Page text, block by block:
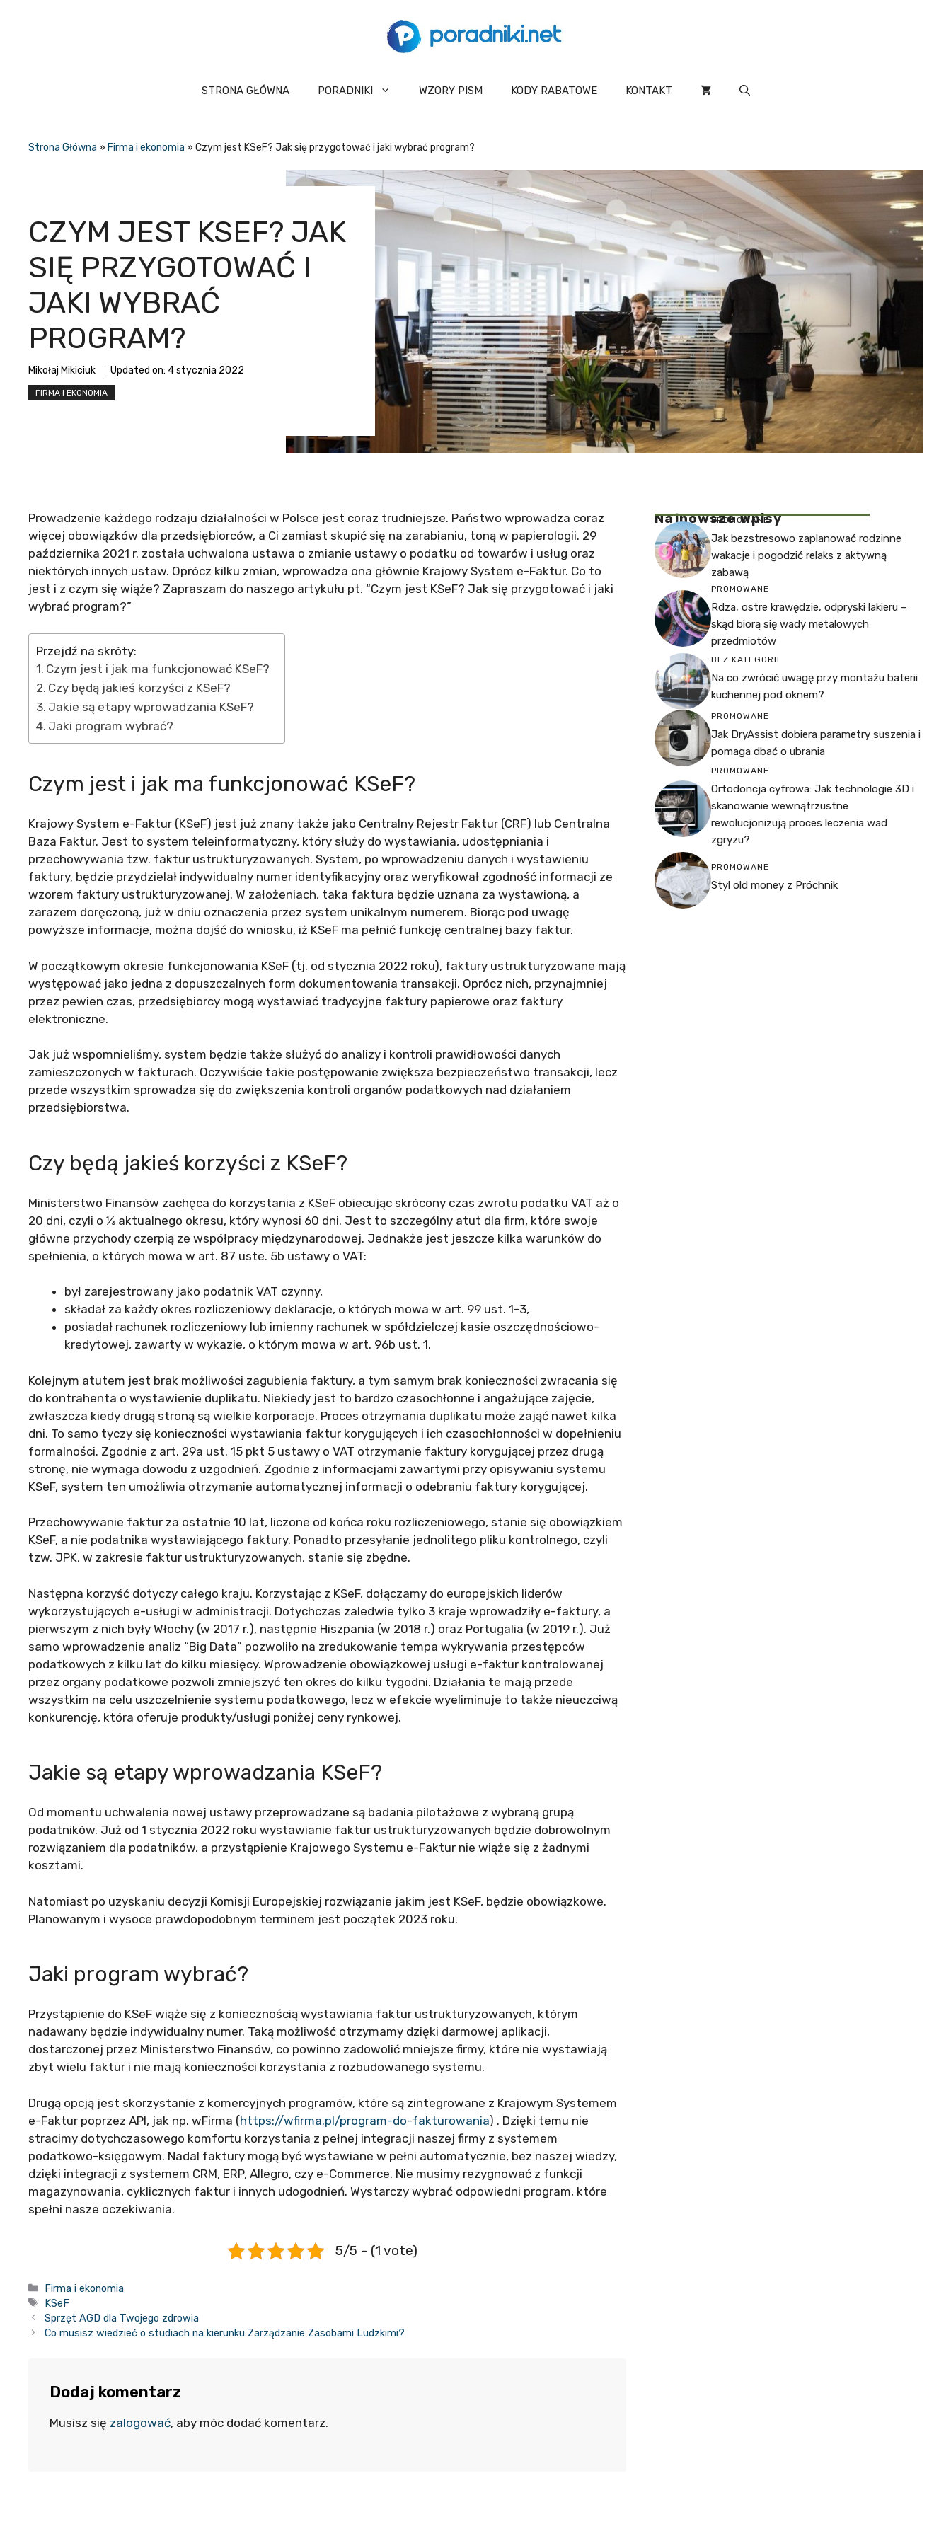
STRONA GŁÓWNA PORADNIKI WZORY PISM KODY RABATOWE KONTAKT
Strona Główna » Firma i ekonomia » Czym jest KSeF? Jak się przygotować i jaki wybrać program?
CZYM JEST KSEF? JAK
SIĘ PRZYGOTOWAĆ I
JAKI WYBRAĆ
PROGRAM?
Mikołaj Mikiciuk Updated on: 4 stycznia 2022
FIRMA I EKONOMIA
Prowadzenie każdego rodzaju działalności w Polsce jest coraz trudniejsze. Państwo wprowadza coraz
więcej obowiązków dla przedsiębiorców, a Ci zamiast skupić się na zarabianiu, toną w papierologii. 29
października 2021 r. została uchwalona ustawa o zmianie ustawy o podatku od towarów i usług oraz
niektórych innych ustaw. Oprócz kilku zmian, wprowadza ona głównie Krajowy System e-Faktur. Co to
jest i z czym się wiąże? Zapraszam do naszego artykułu pt. “Czym jest KSeF? Jak się przygotować i jaki
wybrać program?”
Przejdź na skróty:
Czym jest i jak ma funkcjonować KSeF?
Czy będą jakieś korzyści z KSeF?
Jakie są etapy wprowadzania KSeF?
Jaki program wybrać?
Czym jest i jak ma funkcjonować KSeF?
Krajowy System e-Faktur (KSeF) jest już znany także jako Centralny Rejestr Faktur (CRF) lub Centralna
Baza Faktur. Jest to system teleinformatyczny, który służy do wystawiania, udostępniania i
przechowywania tzw. faktur ustrukturyzowanych. System, po wprowadzeniu danych i wystawieniu
faktury, będzie przydzielał indywidualny numer identyfikacyjny oraz weryfikował zgodność informacji ze
wzorem faktury ustrukturyzowanej. W założeniach, taka faktura będzie uznana za wystawioną, a
zarazem doręczoną, już w dniu oznaczenia przez system unikalnym numerem. Biorąc pod uwagę
powyższe informacje, można dojść do wniosku, iż KSeF ma pełnić funkcję centralnej bazy faktur.
W początkowym okresie funkcjonowania KSeF (tj. od stycznia 2022 roku), faktury ustrukturyzowane mają
występować jako jedna z dopuszczalnych form dokumentowania transakcji. Oprócz nich, przynajmniej
przez pewien czas, przedsiębiorcy mogą wystawiać tradycyjne faktury papierowe oraz faktury
elektroniczne.
Jak już wspomnieliśmy, system będzie także służyć do analizy i kontroli prawidłowości danych
zamieszczonych w fakturach. Oczywiście takie postępowanie zwiększa bezpieczeństwo transakcji, lecz
przede wszystkim sprowadza się do zwiększenia kontroli organów podatkowych nad działaniem
przedsiębiorstwa.
Czy będą jakieś korzyści z KSeF?
Ministerstwo Finansów zachęca do korzystania z KSeF obiecując skrócony czas zwrotu podatku VAT aż o
20 dni, czyli o ⅓ aktualnego okresu, który wynosi 60 dni. Jest to szczególny atut dla firm, które swoje
główne przychody czerpią ze współpracy międzynarodowej. Jednakże jest jeszcze kilka warunków do
spełnienia, o których mowa w art. 87 uste. 5b ustawy o VAT:
był zarejestrowany jako podatnik VAT czynny,
składał za każdy okres rozliczeniowy deklaracje, o których mowa w art. 99 ust. 1-3,
posiadał rachunek rozliczeniowy lub imienny rachunek w spółdzielczej kasie oszczędnościowo-
kredytowej, zawarty w wykazie, o którym mowa w art. 96b ust. 1.
Kolejnym atutem jest brak możliwości zagubienia faktury, a tym samym brak konieczności zwracania się
do kontrahenta o wystawienie duplikatu. Niekiedy jest to bardzo czasochłonne i angażujące zajęcie,
zwłaszcza kiedy drugą stroną są wielkie korporacje. Proces otrzymania duplikatu może zająć nawet kilka
dni. To samo tyczy się konieczności wystawiania faktur korygujących i ich czasochłonności w dopełnieniu
formalności. Zgodnie z art. 29a ust. 15 pkt 5 ustawy o VAT otrzymanie faktury korygującej przez drugą
stronę, nie wymaga dowodu z uzgodnień. Zgodnie z informacjami zawartymi przy opisywaniu systemu
KSeF, system ten umożliwia otrzymanie automatycznej informacji o odebraniu faktury korygującej.
Przechowywanie faktur za ostatnie 10 lat, liczone od końca roku rozliczeniowego, stanie się obowiązkiem
KSeF, a nie podatnika wystawiającego faktury. Ponadto przesyłanie jednolitego pliku kontrolnego, czyli
tzw. JPK, w zakresie faktur ustrukturyzowanych, stanie się zbędne.
Następna korzyść dotyczy całego kraju. Korzystając z KSeF, dołączamy do europejskich liderów
wykorzystujących e-usługi w administracji. Dotychczas zaledwie tylko 3 kraje wprowadziły e-faktury, a
pierwszym z nich były Włochy (w 2017 r.), następnie Hiszpania (w 2018 r.) oraz Portugalia (w 2019 r.). Już
samo wprowadzenie analiz “Big Data” pozwoliło na zredukowanie tempa wykrywania przestępców
podatkowych z kilku lat do kilku miesięcy. Wprowadzenie obowiązkowej usługi e-faktur kontrolowanej
przez organy podatkowe pozwoli zmniejszyć ten okres do kilku tygodni. Działania te mają przede
wszystkim na celu uszczelnienie systemu podatkowego, lecz w efekcie wyeliminuje to także nieuczciwą
konkurencję, która oferuje produkty/usługi poniżej ceny rynkowej.
Jakie są etapy wprowadzania KSeF?
Od momentu uchwalenia nowej ustawy przeprowadzane są badania pilotażowe z wybraną grupą
podatników. Już od 1 stycznia 2022 roku wystawianie faktur ustrukturyzowanych będzie dobrowolnym
rozwiązaniem dla podatników, a przystąpienie Krajowego Systemu e-Faktur nie wiąże się z żadnymi
kosztami.
Natomiast po uzyskaniu decyzji Komisji Europejskiej rozwiązanie jakim jest KSeF, będzie obowiązkowe.
Planowanym i wysoce prawdopodobnym terminem jest początek 2023 roku.
Jaki program wybrać?
Przystąpienie do KSeF wiąże się z koniecznością wystawiania faktur ustrukturyzowanych, którym
nadawany będzie indywidualny numer. Taką możliwość otrzymamy dzięki darmowej aplikacji,
dostarczonej przez Ministerstwo Finansów, co powinno zadowolić mniejsze firmy, które nie wystawiają
zbyt wielu faktur i nie mają konieczności korzystania z rozbudowanego systemu.
Drugą opcją jest skorzystanie z komercyjnych programów, które są zintegrowane z Krajowym Systemem
e-Faktur poprzez API, jak np. wFirma (https://wfirma.pl/program-do-fakturowania) . Dzięki temu nie
stracimy dotychczasowego komfortu korzystania z pełnej integracji naszej firmy z systemem
podatkowo-księgowym. Nadal faktury mogą być wystawiane w pełni automatycznie, bez naszej wiedzy,
dzięki integracji z systemem CRM, ERP, Allegro, czy e-Commerce. Nie musimy rezygnować z funkcji
magazynowania, cyklicznych faktur i innych udogodnień. Wystarczy wybrać odpowiedni program, które
spełni nasze oczekiwania.
5/5 - (1 vote)
Kategorie
Firma i ekonomia
Tagi
KSeF
Sprzęt AGD dla Twojego zdrowia
Co musisz wiedzieć o studiach na kierunku Zarządzanie Zasobami Ludzkimi?
Dodaj komentarz
Musisz się zalogować, aby móc dodać komentarz.
Najnowsze Wpisy
PROMOWANE
Jak bezstresowo zaplanować rodzinne
wakacje i pogodzić relaks z aktywną
zabawą
PROMOWANE
Rdza, ostre krawędzie, odpryski lakieru –
skąd biorą się wady metalowych
przedmiotów
BEZ KATEGORII
Na co zwrócić uwagę przy montażu baterii
kuchennej pod oknem?
PROMOWANE
Jak DryAssist dobiera parametry suszenia i
pomaga dbać o ubrania
PROMOWANE
Ortodoncja cyfrowa: Jak technologie 3D i
skanowanie wewnątrzustne
rewolucjonizują proces leczenia wad
zgryzu?
PROMOWANE
Styl old money z Próchnik